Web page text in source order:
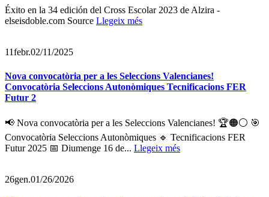
Éxito en la 34 edición del Cross Escolar 2023 de Alzira -
elseisdoble.com Source Llegeix més
11febr.02/11/2025
Nova convocatòria per a les Seleccions Valencianes!
Convocatòria Seleccions Autonòmiques Tecnificacions FER
Futur 2
📢 Nova convocatòria per a les Seleccions Valencianes! 🏆🟠⚪️ 🎯
Convocatòria Seleccions Autonòmiques 🔹 Tecnificacions FER
Futur 2025 📅 Diumenge 16 de... Llegeix més
26gen.01/26/2026